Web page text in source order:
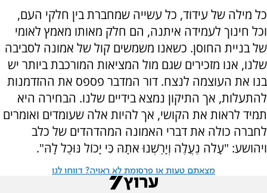
כל מילה של עידוד, כל עשייה שמחברת בין חלקי העם,
וכל חינוך לעמידה איתנה, הם חלק מאותו מאמץ לאומי
של בניית החוסן. כשאנו משמשים קול של אמונה לסביבה
שלנו, אנו מזכירים שגם מול המציאות המורכבת ביותר יש
בנו את העוצמה לנצח. דור המדבר פספס את ההזדמנות
להתעלות, אך התיקון נמצא בידיים שלנו. הבחירה היא
תמיד לראות את הקושי, אך להיות אלה שעומדים ואומרים
לחברה כולה את דברי האמונה המהדהדים של כלב
ויהושע: "עָלֹה נַעֲלֶה וְיָרַשְׁנוּ אֹתָהּ כִּי יָכוֹל נּוּכַל לָהּ".
מצאתם טעות או פרסומת לא ראויה? דווחו לנו